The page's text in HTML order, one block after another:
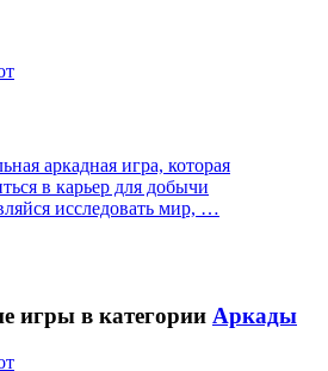
аркадная игра, которая
в карьер для добычи
исследовать мир, …
игры в категории Аркады